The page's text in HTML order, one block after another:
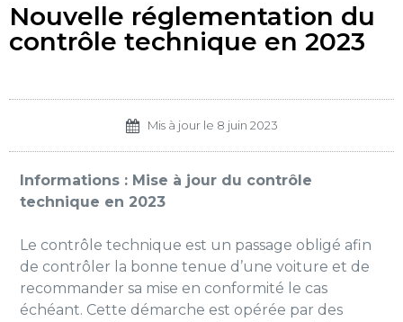
Nouvelle réglementation du
contrôle technique en 2023
Mis à jour le 8 juin 2023
Informations : Mise à jour du contrôle
technique en 2023
Le contrôle technique est un passage obligé afin
de contrôler la bonne tenue d’une voiture et de
recommander sa mise en conformité le cas
échéant. Cette démarche est opérée par des